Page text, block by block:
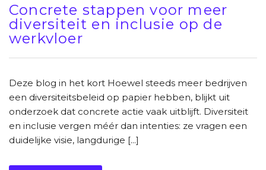
Concrete stappen voor meer
diversiteit en inclusie op de
werkvloer
Deze blog in het kort Hoewel steeds meer bedrijven
een diversiteitsbeleid op papier hebben, blijkt uit
onderzoek dat concrete actie vaak uitblijft. Diversiteit
en inclusie vergen méér dan intenties: ze vragen een
duidelijke visie, langdurige [...]